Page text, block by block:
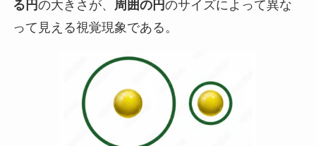
る円の大きさが、 周囲の円のサイズによって異な
って見える視覚現象である。